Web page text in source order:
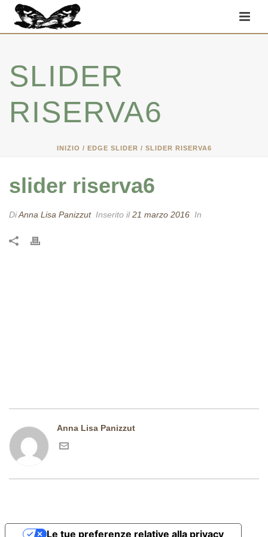
SLIDER
RISERVA6
INIZIO / EDGE SLIDER / SLIDER RISERVA6
slider riserva6
DiAnna Lisa Panizzut Inserito il21 marzo 2016 In
Anna Lisa Panizzut
Le tue preferenze relative alla privacy